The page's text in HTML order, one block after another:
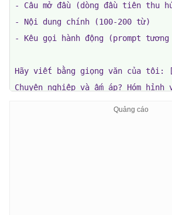
- Câu mở đầu (dòng đầu tiên thu
- Nội dung chính (100-200 từ)
- Kêu gọi hành động (prompt
Hãy viết bằng giọng văn của tôi:
Chuyên nghiệp và ấm áp? Hóm